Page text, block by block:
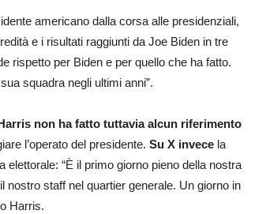
americano dalla corsa alle presidenziali,
e i risultati raggiunti da Joe Biden in tre
rispetto per Biden e per quello che ha fatto.
squadra negli ultimi anni”.
non ha fatto tuttavia alcun riferimento
l’operato del presidente. Su X invece la
“È il primo giorno pieno della nostra
nostro staff nel quartier generale. Un giorno in
Harris.